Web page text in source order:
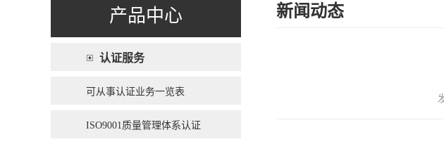
产品中心
认证服务
可从事认证业务一览表
ISO9001质量管理体系认证
新闻动态